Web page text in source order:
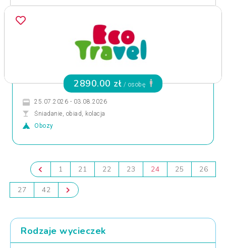
2890.00 zł / osobę
25.07.2026 - 03.08.2026
Śniadanie, obiad, kolacja
Obozy
1 21 22 23 24 25 26
27 42
Rodzaje wycieczek